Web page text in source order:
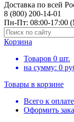
Доставка по всей
8 (800) 200-14-01
Пн-Пт: 08:00-17:00
Корзина
Товаров 0 шт.
на сумму: 0
Товары в корзине
Всего к
Оформить